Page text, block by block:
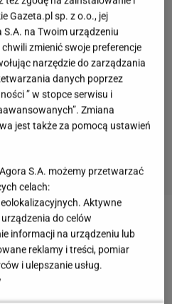
na libido i potencję, a także
Cudowne pomidory!
są zdrowe? W ciemnej
Gazeta.pl sp. z o.o., jej
na Twoim urządzeniu
zmienić swoje preferencje
narzędzie do zarządzania
danych poprzez
” w stopce serwisu i
Zmiana
jest także za pomocą ustawień
S.A. możemy przetwarzać
celach:
Aktywne
do celów
informacji na urządzeniu lub
reklamy i treści, pomiar
i ulepszanie usług.